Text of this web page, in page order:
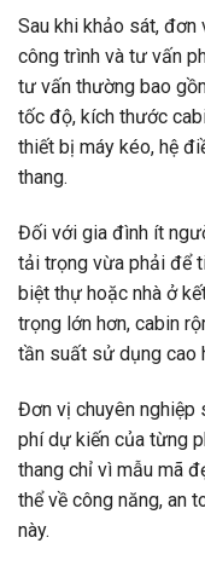
Sau khi khảo sát, đơn
công trình và tư vấn
tư vấn thường bao
tốc độ, kích thước
thiết bị máy kéo, hệ
thang.
Đối với gia đình ít
tải trọng vừa phải để
biệt thự hoặc nhà ở
trọng lớn hơn, cabin
tần suất sử dụng cao
Đơn vị chuyên nghiệp
phí dự kiến của từng
thang chỉ vì mẫu mã
thể về công năng, an
này.